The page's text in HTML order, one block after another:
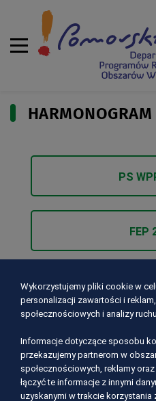
PS
FEP
Lokalne
Wykorzystujemy pliki cookie w
personalizacji zawartości i
społecznościowych i analizy
Informacje dotyczące sposobu
przekazujemy partnerom w
społecznościowych, reklamy
łączyć te informacje z innymi
uzyskanymi w trakcie korzystania